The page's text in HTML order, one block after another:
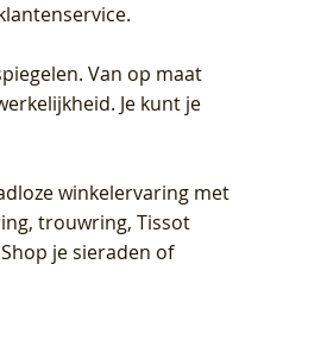
Van op maat
Je kunt je
winkelervaring met
trouwring, Tissot
je sieraden of